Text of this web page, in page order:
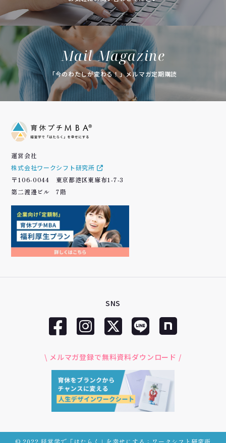
Mail Magazine
「今のわたしが変わる！」メルマガ定期購読
運営会社
株式会社ワークシフト研究所
〒106-0044 東京都港区東麻布1-7-3
第二渡邊ビル 7階
SNS
\ メルマガ登録で無料資料ダウンロード /